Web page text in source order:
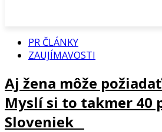
PR ČLÁNKY
ZAUJÍMAVOSTI
Aj žena môže
Myslí si to takmer 40
Sloveniek